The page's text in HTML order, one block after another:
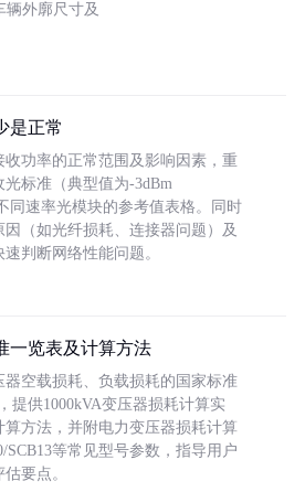
辆外廓尺寸及
是正常
功率的正常范围及影响因素，重
标准（典型值为-3dBm
同速率光模块的参考值表格。同时
（如光纤损耗、连接器问题）及
判断网络性能问题。
一览表及计算方法
空载损耗、负载损耗的国家标准
提供1000kVA变压器损耗计算实
方法，并附电力变压器损耗计算
SCB13等常见型号参数，指导用户
要点。